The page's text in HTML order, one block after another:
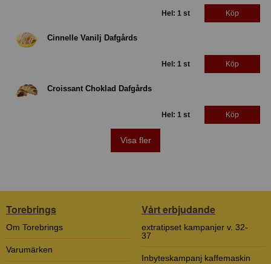
Hel: 1 st Köp
Cinnelle Vanilj Dafgårds
Hel: 1 st Köp
Croissant Choklad Dafgårds
Hel: 1 st Köp
Visa fler
Torebrings
Om Torebrings
Varumärken
Vårt erbjudande
extratipset kampanjer v. 32-
37
Inbyteskampanj kaffemaskin